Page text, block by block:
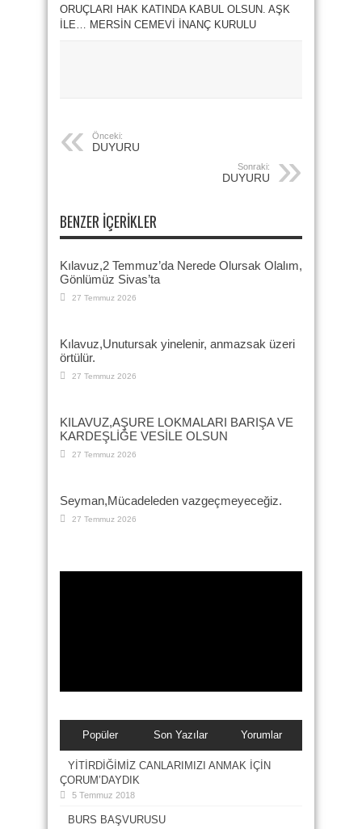
ORUÇLARI HAK KATINDA KABUL OLSUN. AŞK
İLE… MERSİN CEMEVİ İNANÇ KURULU
Önceki:
DUYURU
Sonraki:
DUYURU
BENZER İÇERIKLER
Kılavuz,2 Temmuz’da Nerede Olursak Olalım,
Gönlümüz Sivas’ta
27 Temmuz 2026
Kılavuz,Unutursak yinelenir, anmazsak üzeri
örtülür.
27 Temmuz 2026
KILAVUZ,AŞURE LOKMALARI BARIŞA VE
KARDEŞLİĞE VESİLE OLSUN
27 Temmuz 2026
Seyman,Mücadeleden vazgeçmeyeceğiz.
27 Temmuz 2026
Popüler Son Yazılar Yorumlar
YİTİRDİĞİMİZ CANLARIMIZI ANMAK İÇİN
ÇORUM’DAYDIK
5 Temmuz 2018
BURS BAŞVURUSU